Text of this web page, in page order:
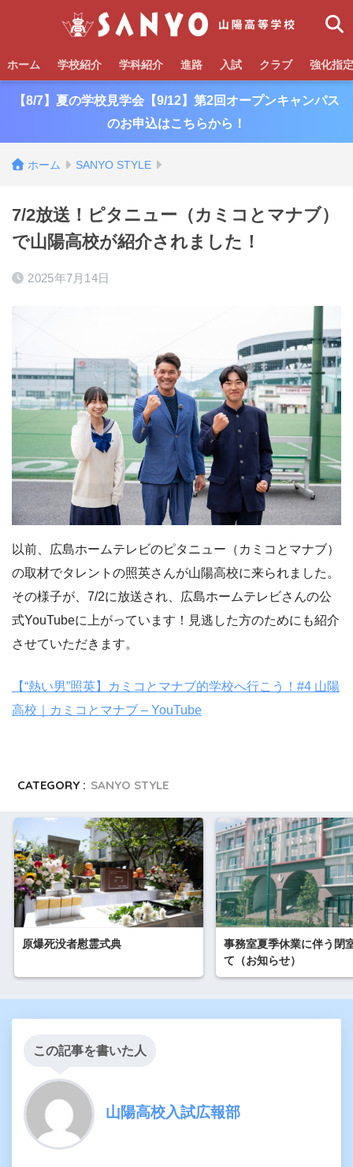
ホーム 学校紹介 学科紹介 進路 入試 クラブ 強化指
【8/7】夏の学校見学会【9/12】第2回オープンキャンパス
のお申込はこちらから！
ホーム SANYO STYLE
7/2放送！ピタニュー（カミコとマナブ）
で山陽高校が紹介されました！
2025年7月14日
以前、広島ホームテレビのピタニュー（カミコとマナブ）
の取材でタレントの照英さんが山陽高校に来られました。
その様子が、7/2に放送され、広島ホームテレビさんの公
式YouTubeに上がっています！見逃した方のためにも紹介
させていただきます。
【“熱い男”照英】カミコとマナブ的学校へ行こう！#4 山陽
高校｜カミコとマナブ – YouTube
CATEGORY : SANYO STYLE
原爆死没者慰霊式典
事務室夏季休業に伴う閉
て（お知らせ）
この記事を書いた人
山陽高校入試広報部